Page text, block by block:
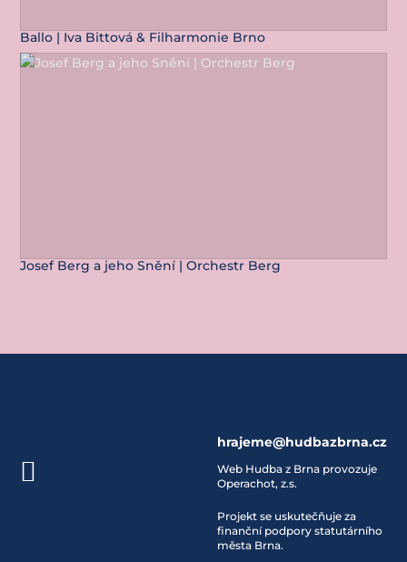
Ballo | Iva Bittová & Filharmonie Brno
Josef Berg a jeho Snění | Orchestr Berg

hrajeme@hudbazbrna.cz
Web Hudba z Brna provozuje
Operachot, z.s.
Projekt se uskutečňuje za
finanční podpory statutárního
města Brna.